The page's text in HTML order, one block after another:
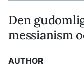
Den
messianism
AUTHOR